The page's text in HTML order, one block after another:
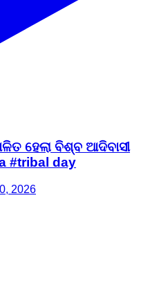
ହେଲା ବିଶ୍ବ ଆଦିବାସୀ
#tribal day
2026